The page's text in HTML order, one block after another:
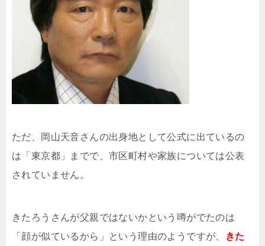
ただ、岡山天音さんの出身地として公式に出ているの
は「東京都」までで、市区町村や家族については公表
されていません。
きたろうさんが父親ではないかという噂がでたのは
「顔が似ているから」という理由のようですが、
きた